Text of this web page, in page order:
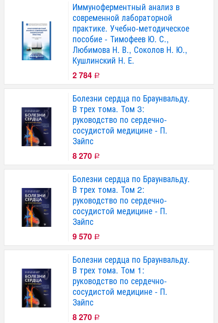
Иммуноферментный анализ в
современной лабораторной
практике. Учебно-методическое
пособие - Тимофеев Ю. С.,
Любимова Н. В., Соколов Н. Ю.,
Кушлинский Н. Е.
2 784 Р
Болезни сердца по Браунвальду.
В трех тома. Том 3:
руководство по сердечно-
сосудистой медицине - П.
Зайпс
8 270 Р
Болезни сердца по Браунвальду.
В трех тома. Том 2:
руководство по сердечно-
сосудистой медицине - П.
Зайпс
9 570 Р
Болезни сердца по Браунвальду.
В трех тома. Том 1:
руководство по сердечно-
сосудистой медицине - П.
Зайпс
8 270 Р